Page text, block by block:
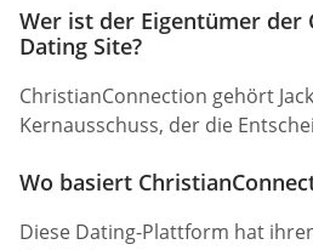
Wer ist der Eigentümer der
Dating Site?
ChristianConnection gehört
Kernausschuss, der die
Wo basiert
Diese Dating-Plattform hat